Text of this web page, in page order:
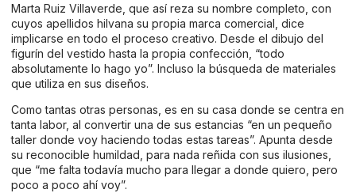
Marta Ruiz Villaverde, que así reza su nombre completo, con
cuyos apellidos hilvana su propia marca comercial, dice
implicarse en todo el proceso creativo. Desde el dibujo del
figurín del vestido hasta la propia confección, “todo
absolutamente lo hago yo”. Incluso la búsqueda de materiales
que utiliza en sus diseños.
Como tantas otras personas, es en su casa donde se centra en
tanta labor, al convertir una de sus estancias “en un pequeño
taller donde voy haciendo todas estas tareas”. Apunta desde
su reconocible humildad, para nada reñida con sus ilusiones,
que “me falta todavía mucho para llegar a donde quiero, pero
poco a poco ahí voy”.